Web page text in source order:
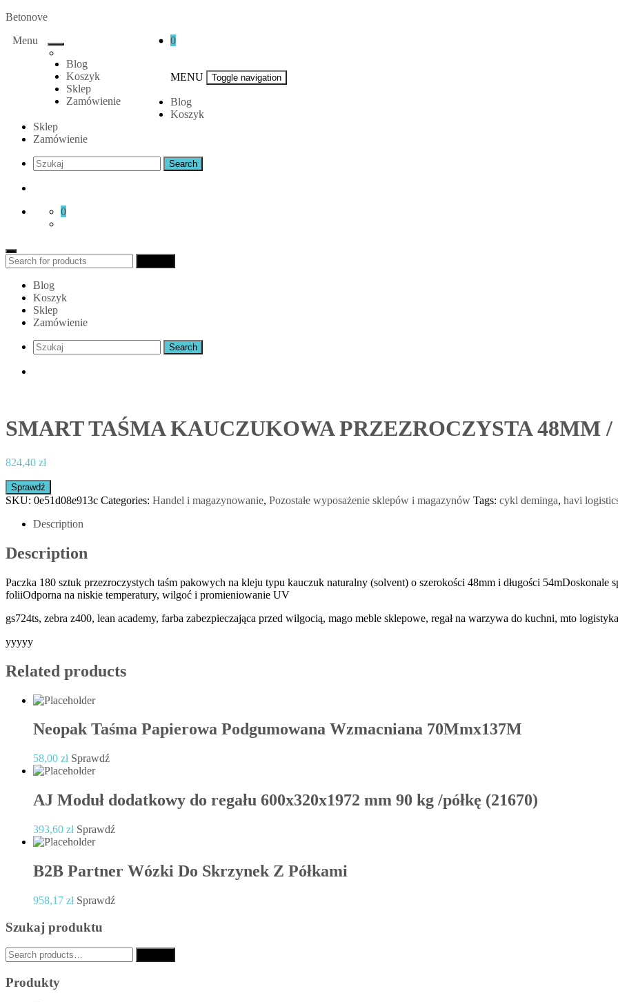
Skip
content
Betonove
Menu
Blog
Koszyk
Sklep
Zamówienie
0
MENU Toggle navigation
Blog
Koszyk
Sklep
Zamówienie
0
Search
for:
Blog
Koszyk
Sklep
Zamówienie
SMART TAŚMA KAUCZUKOWA PRZEZROCZYSTA 48MM
824,40 zł
Sprawdź
SKU: 0e51d08e913c Categories: Handel i magazynowanie, Pozostałe wyposażenie sklepów i magazynów Tags: cykl deminga, havi
Description
Description
Paczka 180 sztuk przezroczystych taśm pakowych na kleju typu kauczuk naturalny (solvent) o szerokości 48mm i długości 54mDoskonale
foliiOdporna na niskie temperatury, wilgoć i promieniowanie UV
gs724ts, zebra z400, lean academy, farba zabezpieczająca przed wilgocią, mago meble sklepowe, regał na warzywa do kuchni, mto
yyyyy
Related products
Neopak Taśma Papierowa Podgumowana Wzmacniana 70Mmx137M
58,00 zł Sprawdź
AJ Moduł dodatkowy do regału 600x320x1972 mm 90 kg /półkę (21670)
393,60 zł Sprawdź
B2B Partner Wózki Do Skrzynek Z Półkami
958,17 zł Sprawdź
Szukaj produktu
Search
for:
Produkty